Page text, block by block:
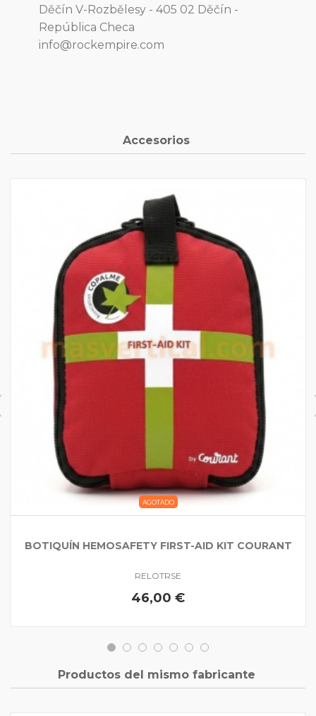
Děčín V-Rozbělesy - 405 02 Děčín -
República Checa
info@rockempire.com
Accesorios
AGOTADO
BOTIQUÍN HEMOSAFETY FIRST-AID KIT COURANT
RELOTRSE
46,00 €
Productos del mismo fabricante